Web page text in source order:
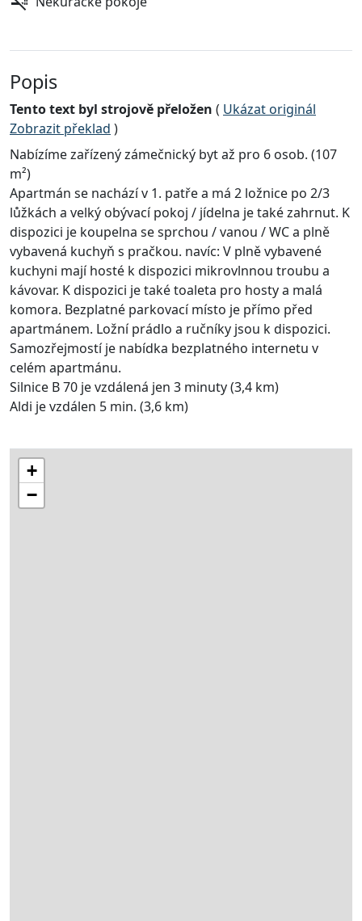
Popis
Tento text byl strojově přeložen ( Ukázat originál
Zobrazit překlad )
Nabízíme zařízený zámečnický byt až pro 6 osob. (107
m²)
Apartmán se nachází v 1. patře a má 2 ložnice po 2/3
lůžkách a velký obývací pokoj / jídelna je také zahrnut. K
dispozici je koupelna se sprchou / vanou / WC a plně
vybavená kuchyň s pračkou. navíc: V plně vybavené
kuchyni mají hosté k dispozici mikrovlnnou troubu a
kávovar. K dispozici je také toaleta pro hosty a malá
komora. Bezplatné parkovací místo je přímo před
apartmánem. Ložní prádlo a ručníky jsou k dispozici.
Samozřejmostí je nabídka bezplatného internetu v
celém apartmánu.
Silnice B 70 je vzdálená jen 3 minuty (3,4 km)
Aldi je vzdálen 5 min. (3,6 km)
+
−